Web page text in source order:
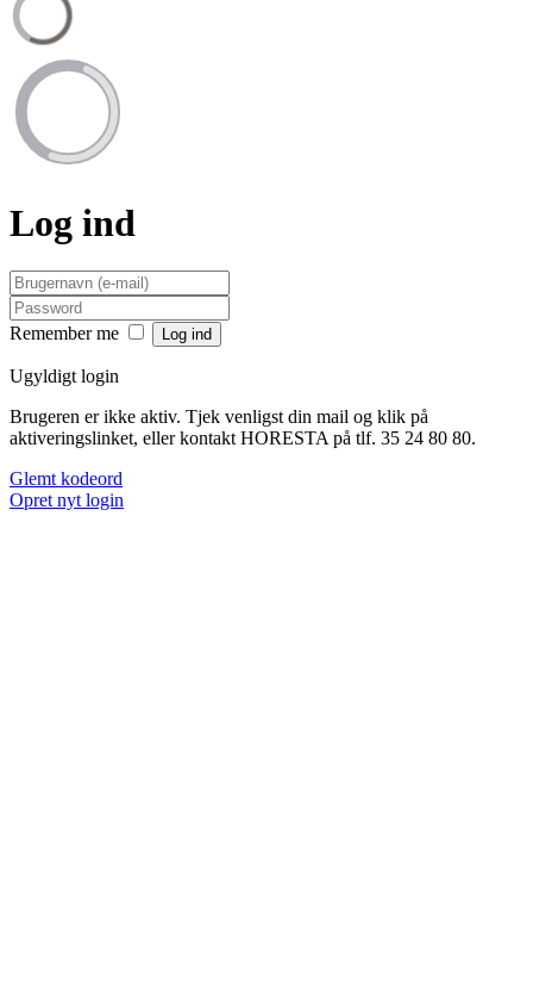
Log ind
Remember me
Ugyldigt login
Brugeren er ikke aktiv. Tjek venligst din mail og klik på
aktiveringslinket, eller kontakt HORESTA på tlf. 35 24 80 80.
Glemt kodeord
Opret nyt login